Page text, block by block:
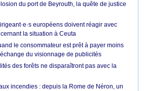
du port de Beyrouth, la quête de justice
européens doivent réagir avec
la situation à Ceuta
le consommateur est prêt à payer moins
du visionnage de publicités
des forêts ne disparaîtront pas avec la
incendies : depuis la Rome de Néron, un